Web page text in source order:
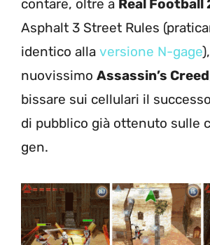
contare, oltre a Real Football
Asphalt 3 Street Rules
identico alla versione N-gage
nuovissimo Assassin’s Creed
bissare sui cellulari il
di pubblico già ottenuto sulle
gen.